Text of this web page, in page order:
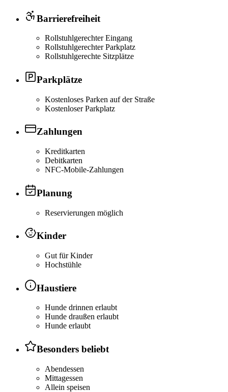
Barrierefreiheit
Rollstuhlgerechter Eingang
Rollstuhlgerechter Parkplatz
Rollstuhlgerechte Sitzplätze
Parkplätze
Kostenloses Parken auf der Straße
Kostenloser Parkplatz
Zahlungen
Kreditkarten
Debitkarten
NFC-Mobile-Zahlungen
Planung
Reservierungen möglich
Kinder
Gut für Kinder
Hochstühle
Haustiere
Hunde drinnen erlaubt
Hunde draußen erlaubt
Hunde erlaubt
Besonders beliebt
Abendessen
Mittagessen
Allein speisen